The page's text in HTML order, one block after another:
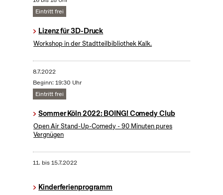
Eintritt frei
Lizenz für 3D-Druck
Workshop in der Stadtteilbibliothek Kalk.
8.7.2022
Beginn: 19:30 Uhr
Eintritt frei
Sommer Köln 2022: BOING! Comedy Club
Open Air Stand-Up-Comedy - 90 Minuten pures
Vergnügen
11. bis15.7.2022
Kinderferienprogramm